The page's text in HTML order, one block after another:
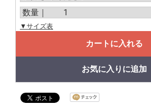
▼サイズ表
カートに入れる
お気に入りに追加